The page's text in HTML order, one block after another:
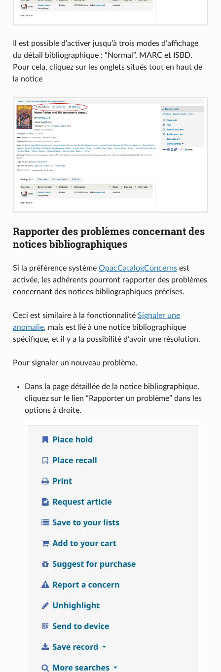
Il est possible d’activer jusqu’à trois modes d’affichage
du détail bibliographique : “Normal”, MARC et ISBD.
Pour cela, cliquez sur les onglets situés tout en haut de
la notice
Rapporter des problèmes concernant des
notices bibliographiques
Si la préférence système OpacCatalogConcernsest
activée, les adhérents pourront rapporter des problèmes
concernant des notices bibliographiques précises.
Ceci est similaire à la fonctionnalité Signaler une
anomalie, mais est lié à une notice bibliographique
spécifique, et il y a la possibilité d’avoir une résolution.
Pour signaler un nouveau problème,
Dans la page détaillée de la notice bibliographique,
cliquez sur le lien “Rapporter un problème” dans les
options à droite.